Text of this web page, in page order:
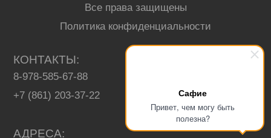
Сафие
Привет, чем могу быть
полезна?
Все права защищены
Политика конфиденциальности
КОНТАКТЫ
8-978-585-67-88
+7 (861) 203-37-22
АДРЕСА